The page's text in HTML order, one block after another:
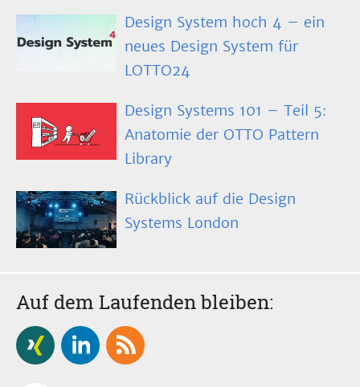
Design System hoch 4 – ein
neues Design System für
LOTTO24
Design Systems 101 – Teil 5:
Anatomie der OTTO Pattern
Library
Rückblick auf die Design
Systems London
Auf dem Laufenden bleiben: